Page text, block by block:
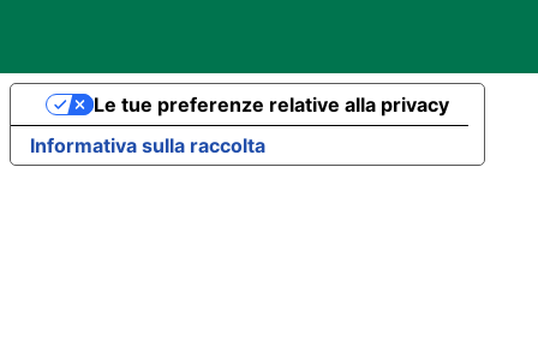
Informativa sulla raccolta
Le tue preferenze relative alla privacy